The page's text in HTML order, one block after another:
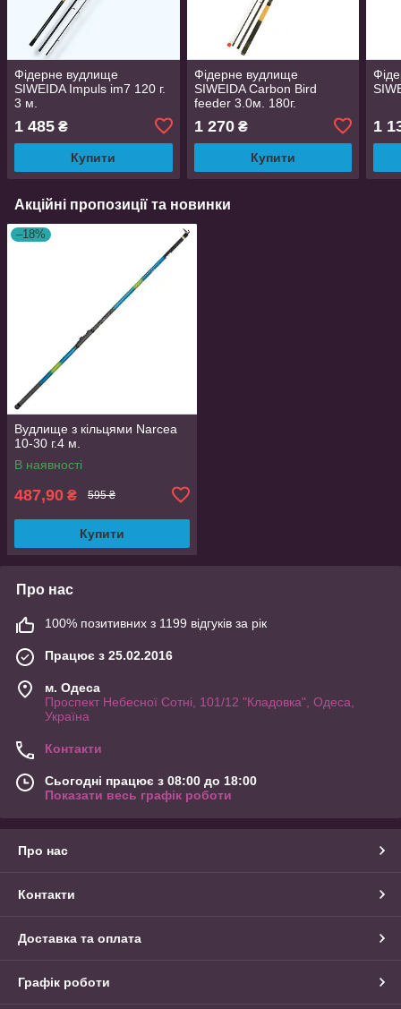
Фідерне вудлище
SIWEIDA Impuls im7 120 г.
3 м.
1 485 ₴
Купити
Фідерне вудлище
SIWEIDA Carbon Bird
feeder 3.0м. 180г.
1 270₴
Купити
1
Акційні пропозиції та новинки
–18%
Вудлище з кільцями Narcea
10-30 г.4 м.
В наявності
487,90 ₴ 595 ₴
Купити
Про нас
100% позитивних з 1199 відгуків за рік
Працює з 25.02.2016
м. Одеса
Проспект Небесної Сотні, 101/12 "Кладовка", Одеса,
Україна
Контакти
Сьогодні працює з 08:00 до 18:00
Показати весь графік роботи
Про нас
Контакти
Доставка та оплата
Графік роботи